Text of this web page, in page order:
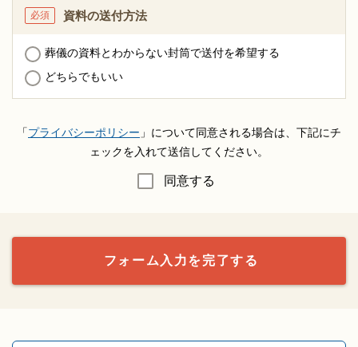
資料の送付方法
必須
葬儀の資料とわからない封筒で送付を希望する
どちらでもいい
「プライバシーポリシー 」について同意される場合は、下記にチ
ェックを入れて送信してください。
同意する